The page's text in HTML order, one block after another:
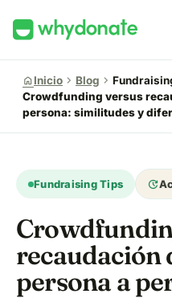
homeInicio chevron_right Blog chevron_right
Crowdfunding versus
persona: similitudes y
Fundraising Tips update
recaudación
persona a